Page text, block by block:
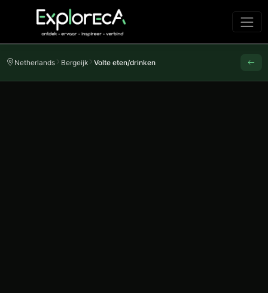
Netherlands Bergeijk Volte eten/drinken